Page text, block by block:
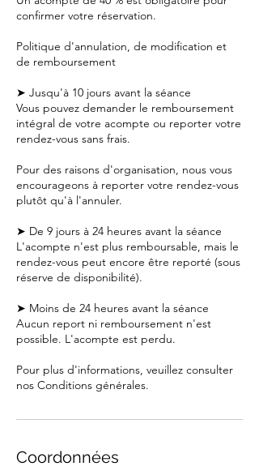
confirmer votre réservation.
Politique d'annulation, de modification et
de remboursement
➤ Jusqu'à 10 jours avant la séance
Vous pouvez demander le remboursement
intégral de votre acompte ou reporter votre
rendez-vous sans frais.
Pour des raisons d'organisation, nous vous
encourageons à reporter votre rendez-vous
plutôt qu'à l'annuler.
➤ De 9 jours à 24 heures avant la séance
L'acompte n'est plus remboursable, mais le
rendez-vous peut encore être reporté (sous
réserve de disponibilité).
➤ Moins de 24 heures avant la séance
Aucun report ni remboursement n'est
possible. L'acompte est perdu.
Pour plus d'informations, veuillez consulter
nos Conditions générales.
Coordonnées